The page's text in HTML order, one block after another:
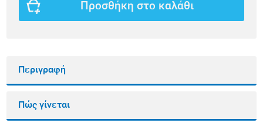
Προσθήκη στο καλάθι
Περιγραφή
Πώς γίνεται